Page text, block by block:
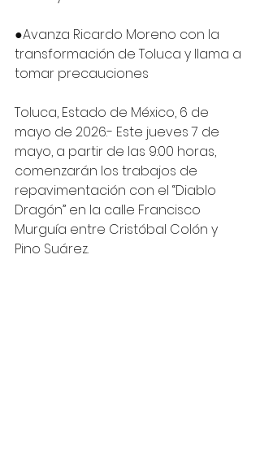
●Avanza Ricardo Moreno con la
transformación de Toluca y llama a
tomar precauciones
Toluca, Estado de México, 6 de
mayo de 2026.- Este jueves 7 de
mayo, a partir de las 9:00 horas,
comenzarán los trabajos de
repavimentación con el “Diablo
Dragón” en la calle Francisco
Murguía entre Cristóbal Colón y
Pino Suárez.